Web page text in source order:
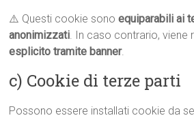
⚠️ Questi cookie sonoequiparabili ai
anonimizzati. In caso contrario, viene
esplicito tramite banner.
c) Cookie di terze parti
Possono essere installati cookie da